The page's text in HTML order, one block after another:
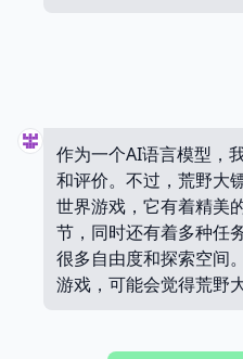
作为一个AI语言模型，
和评价。不过，荒野大
世界游戏，它有着精美
节，同时还有着多种任
很多自由度和探索空间
游戏，可能会觉得荒野